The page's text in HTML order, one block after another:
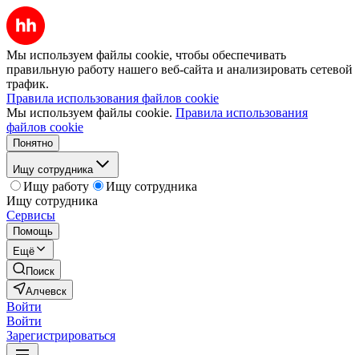
Мы используем файлы cookie, чтобы обеспечивать
правильную работу нашего веб-сайта и анализировать сетевой
трафик.
Правила использования файлов cookie
Мы используем файлы cookie. Правила использования
файлов cookie
Понятно
Ищу сотрудника
Ищу работу
Ищу сотрудника
Ищу сотрудника
Сервисы
Помощь
Ещё
Поиск
Алчевск
Войти
Войти
Зарегистрироваться